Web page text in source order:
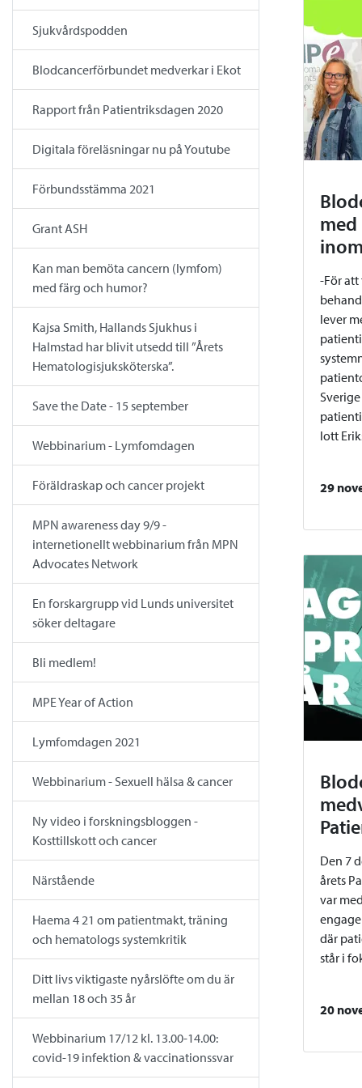
Sjukvårdspodden
Blodcancerförbundet medverkar i Ekot
Rapport från Patientriksdagen 2020
Digitala föreläsningar nu på Youtube
Förbundsstämma 2021
Grant ASH
Kan man bemöta cancern (lymfom)
med färg och humor?
Kajsa Smith, Hallands Sjukhus i
Halmstad har blivit utsedd till ”Årets
Hematologisjuksköterska”.
Save the Date - 15 september
Webbinarium - Lymfomdagen
Föräldraskap och cancer projekt
MPN awareness day 9/9 -
internetionellt webbinarium från MPN
Advocates Network
En forskargrupp vid Lunds universitet
söker deltagare
Bli medlem!
MPE Year of Action
Lymfomdagen 2021
Webbinarium - Sexuell hälsa & cancer
Ny video i forskningsbloggen -
Kosttillskott och cancer
Närstående
Haema 4 21 om patientmakt, träning
och hematologs systemkritik
Ditt livs viktigaste nyårslöfte om du är
mellan 18 och 35 år
Webbinarium 17/12 kl. 13.00-14.00:
covid-19 infektion & vaccinationssvar
-För
lever
lott
29
Den 7
årets
var
där
står i
20